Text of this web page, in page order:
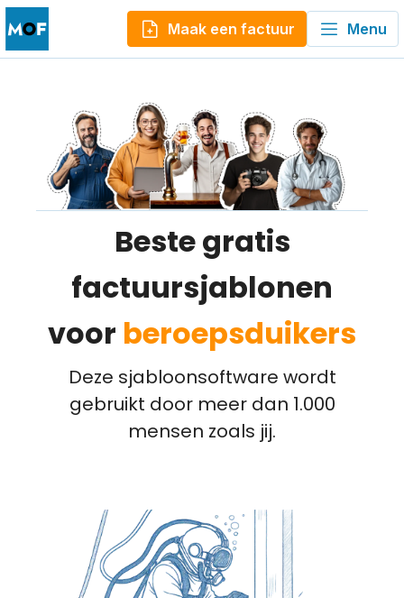
Maak een factuur Menu
Beste gratis
factuursjablonen
voor beroepsduikers
Deze sjabloonsoftware wordt
gebruikt door meer dan 1.000
mensen zoals jij.